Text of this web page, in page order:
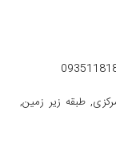
طبقه زیر زمین,